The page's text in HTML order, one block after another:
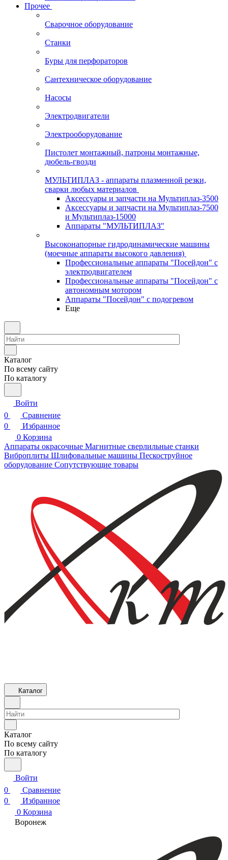
Прочее
Сварочное оборудование
Станки
Буры для перфораторов
Сантехническое оборудование
Насосы
Электродвигатели
Электрооборудование
Пистолет монтажный, патроны монтажные,
дюбель-гвозди
МУЛЬТИПЛАЗ - аппараты плазменной резки,
сварки любых материалов
Аксессуары и запчасти на Мультиплаз-3500
Аксессуары и запчасти на Мультиплаз-7500
и Мультиплаз-15000
Аппараты "МУЛЬТИПЛАЗ"
Высоконапорные гидродинамические машины
(моечные аппараты высокого давления)
Профессиональные аппараты "Посейдон" с
электродвигателем
Профессиональные аппараты "Посейдон" с
автономным мотором
Аппараты "Посейдон" с подогревом
Еще
Каталог
По всему сайту
По каталогу
Войти
0
Сравнение
0
Избранное
0 Корзина
Аппараты окрасочные Магнитные сверлильные станки
Виброплиты Шлифовальные машины Пескоструйное
оборудование Сопутствующие товары
Каталог
Каталог
По всему сайту
По каталогу
Войти
0
Сравнение
0
Избранное
0 Корзина
Воронеж